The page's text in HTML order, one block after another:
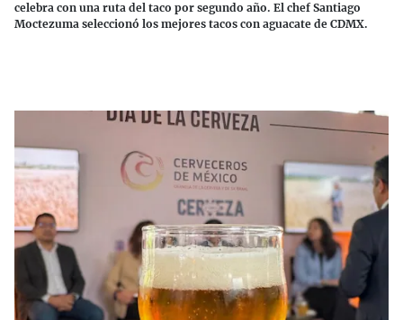
celebra con una ruta del taco por segundo año. El chef Santiago
Moctezuma seleccionó los mejores tacos con aguacate de CDMX.